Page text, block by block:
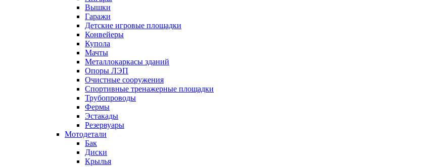
Вышки
Гаражи
Детские игровые площадки
Конвейеры
Купола
Мачты
Металлокаркасы зданий
Опоры ЛЭП
Очистные сооружения
Спортивные тренажерные площадки
Трубопроводы
Фермы
Эстакады
Резервуары
Мотодетали
Бак
Диски
Крылья